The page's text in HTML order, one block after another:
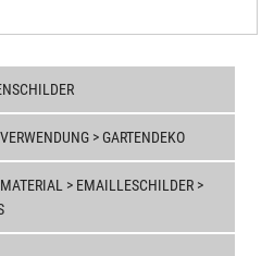
> GARTENDEKO
> EMAILLESCHILDER >